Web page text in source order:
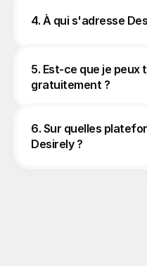
4. À qui s'adresse
5. Est-ce que je peux
gratuitement ?
6. Sur quelles
Desirely ?